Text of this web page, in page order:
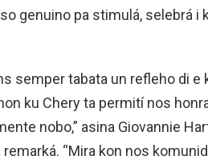
genuino pa stimulá, selebrá i
semper tabata un refleho di
ku Chery ta permití nos
nobo,” asina Giovannie
remarká. “Mira kon nos